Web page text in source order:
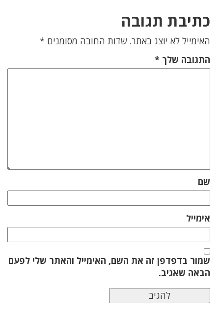
כתיבת תגובה
האימייל לא יוצג באתר. שדות החובה מסומנים *
התגובה שלך *
שם
אימייל
שמור בדפדפן זה את השם, האימייל והאתר שלי לפעם
הבאה שאגיב.